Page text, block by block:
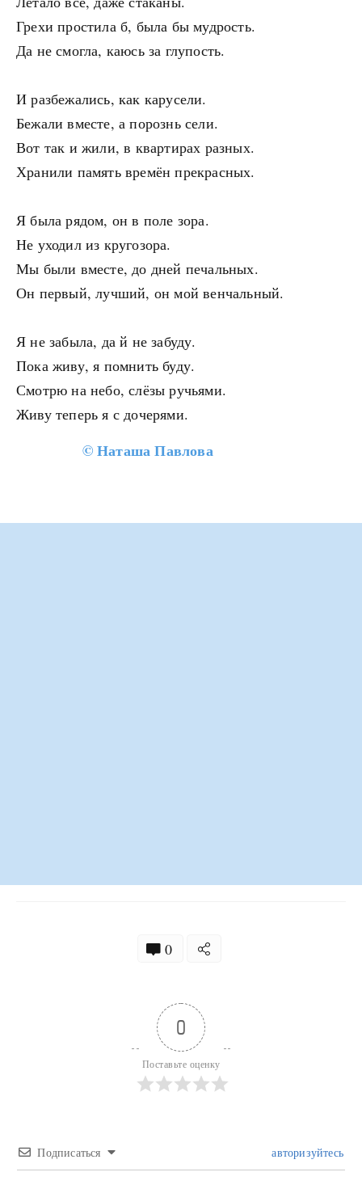
Грехи простила б, была бы мудрость.
Да не смогла, каюсь за глупость.
И разбежались, как карусели.
Бежали вместе, а порознь сели.
Вот так и жили, в квартирах разных.
Хранили память времён прекрасных.
Я была рядом, он в поле зора.
Не уходил из кругозора.
Мы были вместе, до дней печальных.
Он первый, лучший, он мой венчальный.
Я не забыла, да й не забуду.
Пока живу, я помнить буду.
Смотрю на небо, слёзы ручьями.
Живу теперь я с дочерями.
©Наташа Павлова
0
0
Поставьте оценку
Подписаться авторизуйтесь